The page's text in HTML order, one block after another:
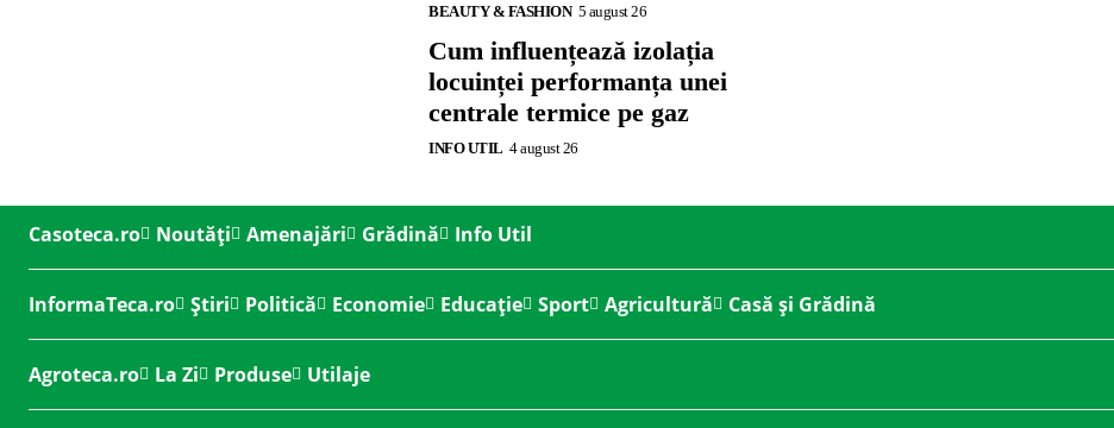
BEAUTY & FASHION 5 august 26
Cum influențează izolația
locuinței performanța unei
centrale termice pe gaz
INFO UTIL 4 august 26
Casoteca.ro Noutăți Amenajări Grădină Info Util
InformaTeca.ro Știri Politică Economie Educație Sport Agricultură Casă și Grădină
Agroteca.ro La Zi Produse Utilaje